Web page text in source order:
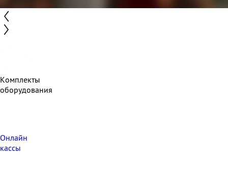
Комплекты
оборудования
Онлайн
кассы